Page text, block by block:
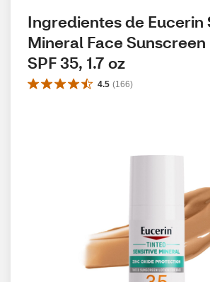
Ingredientes de Eucerin
Mineral Face Sunscreen
SPF 35, 1.7 oz
4.5 (166)